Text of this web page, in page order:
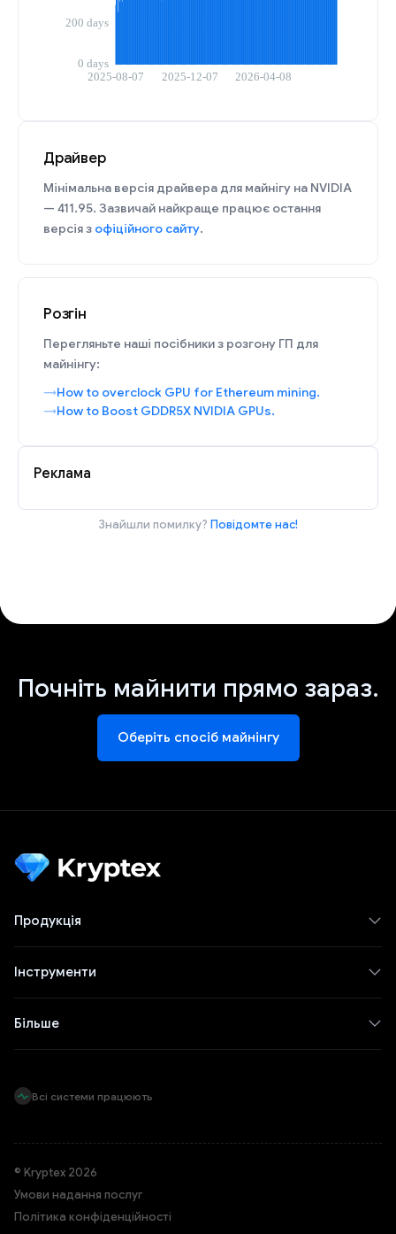
Драйвер
Мінімальна версія драйвера для майнігу на NVIDIA
— 411.95. Зазвичай найкраще працює остання
версія з офіційного сайту.
Розгін
Перегляньте наші посібники з розгону ГП для
майнінгу:
How to overclock GPU for Ethereum mining.
How to Boost GDDR5X NVIDIA GPUs.
Реклама
Знайшли помилку? Повідомте нас!
Почніть майнити прямо зараз.
Оберіть спосіб майнінгу
Продукція
Інструменти
Більше
Всі системи працюють
© Kryptex 2026
Умови надання послуг
Політика конфіденційності